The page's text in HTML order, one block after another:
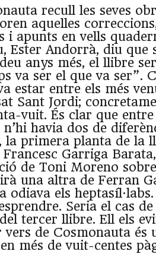
recull les seves
aquelles
i apunts en vells
Ester Andorrà, diu que
anys més, el llibre
va ser el que va ser”.
estar entre els més
Sant Jordi;
vuit. És clar que
n’hi havia dos de
la primera planta de la
Francesc Garriga
de Toni Moreno
una altra de Ferran
odiava els
Seria el cas
tercer llibre. Ell els
de Cosmonauta és
més de vuit-centes